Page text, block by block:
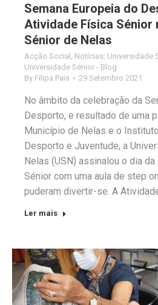
Semana Europeia do
Atividade Física Sénior
Sénior de Nelas
Acção Social Notícias Universidade
Universidade Sénior - Blog
By Filipa Pais 29 Setembro 2021
No âmbito da celebração da
Desporto, e resultado de uma
Município de Nelas e o
Desporto e Juventude, a
Nelas (USN) assinalou o dia
Sénior com uma aula de step
puderam divertir-se. A
Ler mais